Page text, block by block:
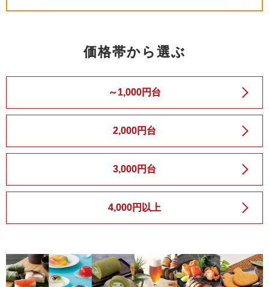
価格帯から選ぶ
～1,000円台
2,000円台
3,000円台
4,000円以上